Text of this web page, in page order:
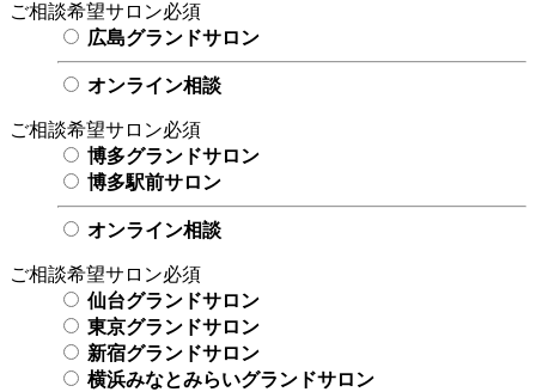
ご相談希望サロン必須
広島グランドサロン
オンライン相談
ご相談希望サロン必須
博多グランドサロン
博多駅前サロン
オンライン相談
ご相談希望サロン必須
仙台グランドサロン
東京グランドサロン
新宿グランドサロン
横浜みなとみらいグランドサロン